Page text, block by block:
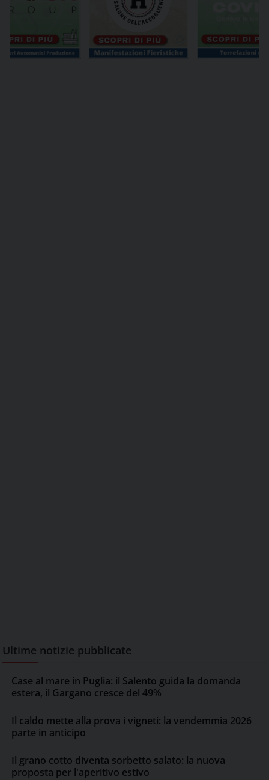
Ultime notizie pubblicate
Case al mare in Puglia: il Salento guida la domanda
estera, il Gargano cresce del 49%
Il caldo mette alla prova i vigneti: la vendemmia 2026
parte in anticipo
Il grano cotto diventa sorbetto salato: la nuova
proposta per l'aperitivo estivo